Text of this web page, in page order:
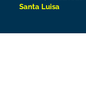
Santa Luisa